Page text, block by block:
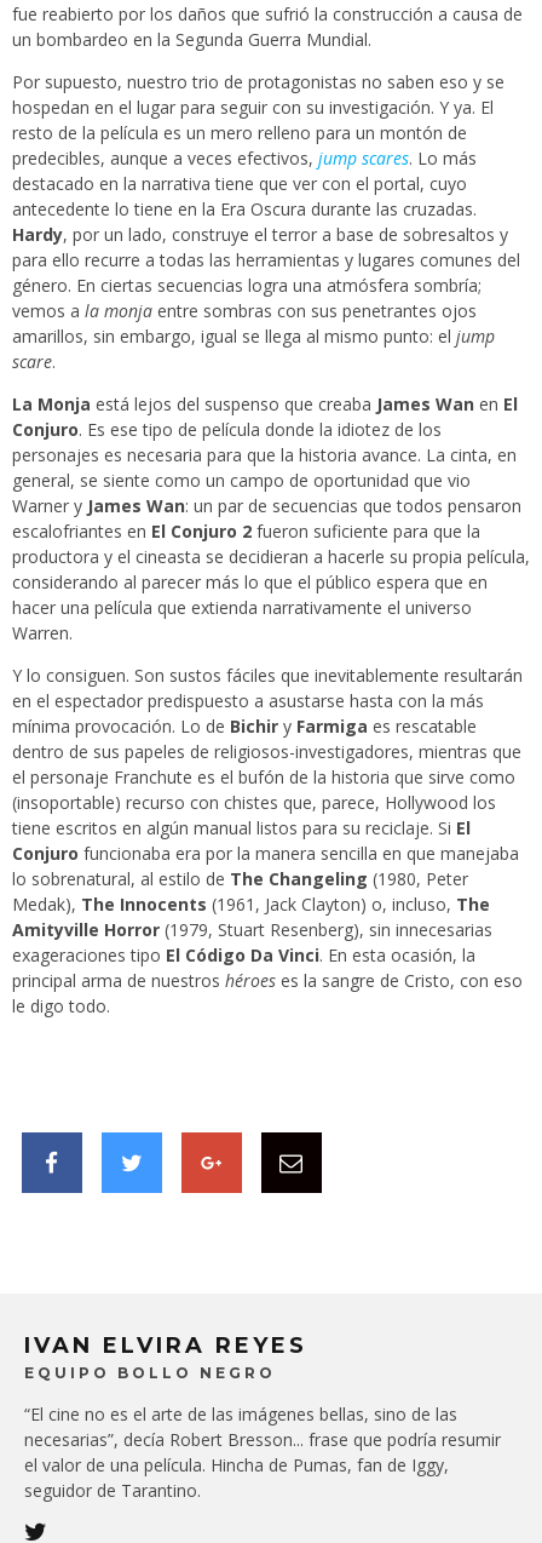
fue reabierto por los daños que sufrió la construcción a causa de
un bombardeo en la Segunda Guerra Mundial.
Por supuesto, nuestro trio de protagonistas no saben eso y se
hospedan en el lugar para seguir con su investigación. Y ya. El
resto de la película es un mero relleno para un montón de
predecibles, aunque a veces efectivos, jump scares. Lo más
destacado en la narrativa tiene que ver con el portal, cuyo
antecedente lo tiene en la Era Oscura durante las cruzadas.
Hardy, por un lado, construye el terror a base de sobresaltos y
para ello recurre a todas las herramientas y lugares comunes del
género. En ciertas secuencias logra una atmósfera sombría;
vemos a la monja entre sombras con sus penetrantes ojos
amarillos, sin embargo, igual se llega al mismo punto: el jump
scare.
La Monja está lejos del suspenso que creaba James Wan en El
Conjuro. Es ese tipo de película donde la idiotez de los
personajes es necesaria para que la historia avance. La cinta, en
general, se siente como un campo de oportunidad que vio
Warner y James Wan: un par de secuencias que todos pensaron
escalofriantes en El Conjuro 2 fueron suficiente para que la
productora y el cineasta se decidieran a hacerle su propia película,
considerando al parecer más lo que el público espera que en
hacer una película que extienda narrativamente el universo
Warren.
Y lo consiguen. Son sustos fáciles que inevitablemente resultarán
en el espectador predispuesto a asustarse hasta con la más
mínima provocación. Lo de Bichir y Farmiga es rescatable
dentro de sus papeles de religiosos-investigadores, mientras que
el personaje Franchute es el bufón de la historia que sirve como
(insoportable) recurso con chistes que, parece, Hollywood los
tiene escritos en algún manual listos para su reciclaje. Si El
Conjuro funcionaba era por la manera sencilla en que manejaba
lo sobrenatural, al estilo de The Changeling (1980, Peter
Medak), The Innocents (1961, Jack Clayton) o, incluso, The
Amityville Horror (1979, Stuart Resenberg), sin innecesarias
exageraciones tipo El Código Da Vinci. En esta ocasión, la
principal arma de nuestros héroes es la sangre de Cristo, con eso
le digo todo.
IVAN ELVIRA REYES
EQUIPO BOLLO NEGRO
“El cine no es el arte de las imágenes bellas, sino de las
necesarias”, decía Robert Bresson... frase que podría resumir
el valor de una película. Hincha de Pumas, fan de Iggy,
seguidor de Tarantino.